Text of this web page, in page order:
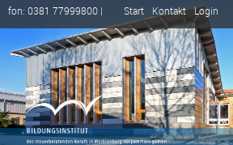
fon: 0381 77999800 | Start Kontakt Login